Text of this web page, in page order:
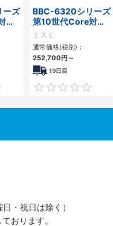
ズ
応
ト
0
BBC-6320シリーズ
第10世代Core対応
小型フロアマウント
FAPC 2PCI・2PCIe
ミスミ
通常価格(税別)：
252,700円～
19日目
・祝日は除く）
おります。